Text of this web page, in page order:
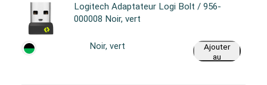
Logitech Adaptateur Logi Bolt / 956-
000008 Noir, vert
Noir, vert
Ajouter
au